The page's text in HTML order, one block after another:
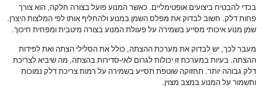
בכדי להבטיח ביצועים אופטימליים. כאשר המנוע פועל בצורה חלקה, הוא צורך
פחות דלק. חשוב לבדוק את מפלס השמן במנוע ולהחליף אותו לפי המלצות היצרן.
שמן מנוע איכותי מסייע בשמירה על פעולת המנוע בצורה מיטבית ומפחית חיכוך.
מעבר לכך, יש לבדוק את מערכת ההצתה, כולל את הסלילי הצתה ואת לפידות
ההצתה. בעיות במערכת זו יכולות לגרום לאי-סדירות בהצתה, מה שיביא לצריכת
דלק גבוהה יותר. תחזוקה שוטפת תסייע בשמירה על רמות צריכת דלק נמוכות
ותשמור על המנוע במצב מצוין.